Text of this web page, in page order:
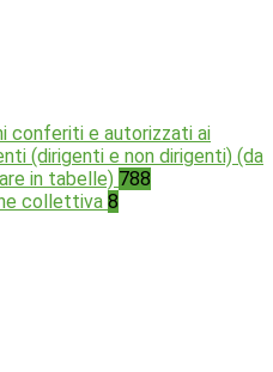
conferiti e autorizzati ai
(dirigenti e non dirigenti) (da
in tabelle) 788
collettiva 8